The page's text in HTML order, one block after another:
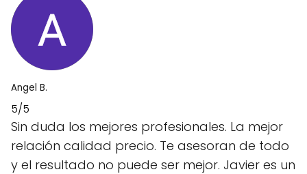
Angel B.
5/5
Sin duda los mejores profesionales. La mejor
relación calidad precio. Te asesoran de todo
y el resultado no puede ser mejor. Javier es un